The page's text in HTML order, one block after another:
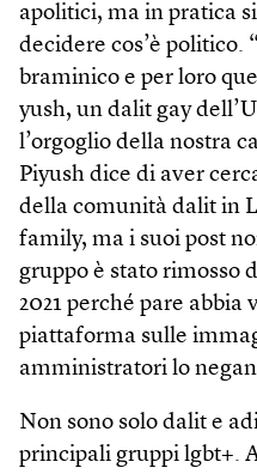
apolitici, ma in pratica
decidere cos’è politico.
braminico e per loro
yush, un dalit gay
l’orgoglio della nostra
Piyush dice di aver
della comunità dalit in
family, ma i suoi post
gruppo è stato rimosso
2021 perché pare abbia
piattaforma sulle
amministratori lo
Non sono solo dalit e
principali gruppi lgbt+.